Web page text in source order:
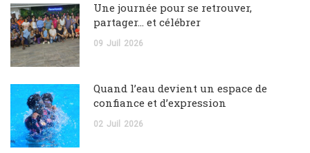
Une journée pour se retrouver,
partager… et célébrer
09 Juil 2026
Quand l’eau devient un espace de
confiance et d’expression
02 Juil 2026